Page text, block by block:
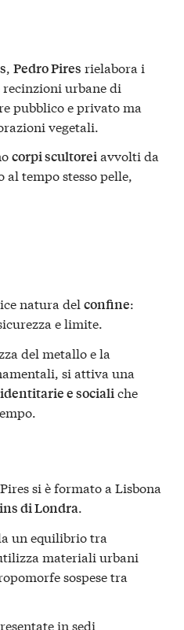
, Pedro Pires rielabora i
urbane di
pubblico e privato ma
vegetali.
corpi scultoreiavvolti da
tempo stesso pelle,
natura del confine:
e limite.
del metallo e la
si attiva una
e socialiche
si è formato a Lisbona
di Londra.
un equilibrio tra
materiali urbani
sospese tra
in sedi